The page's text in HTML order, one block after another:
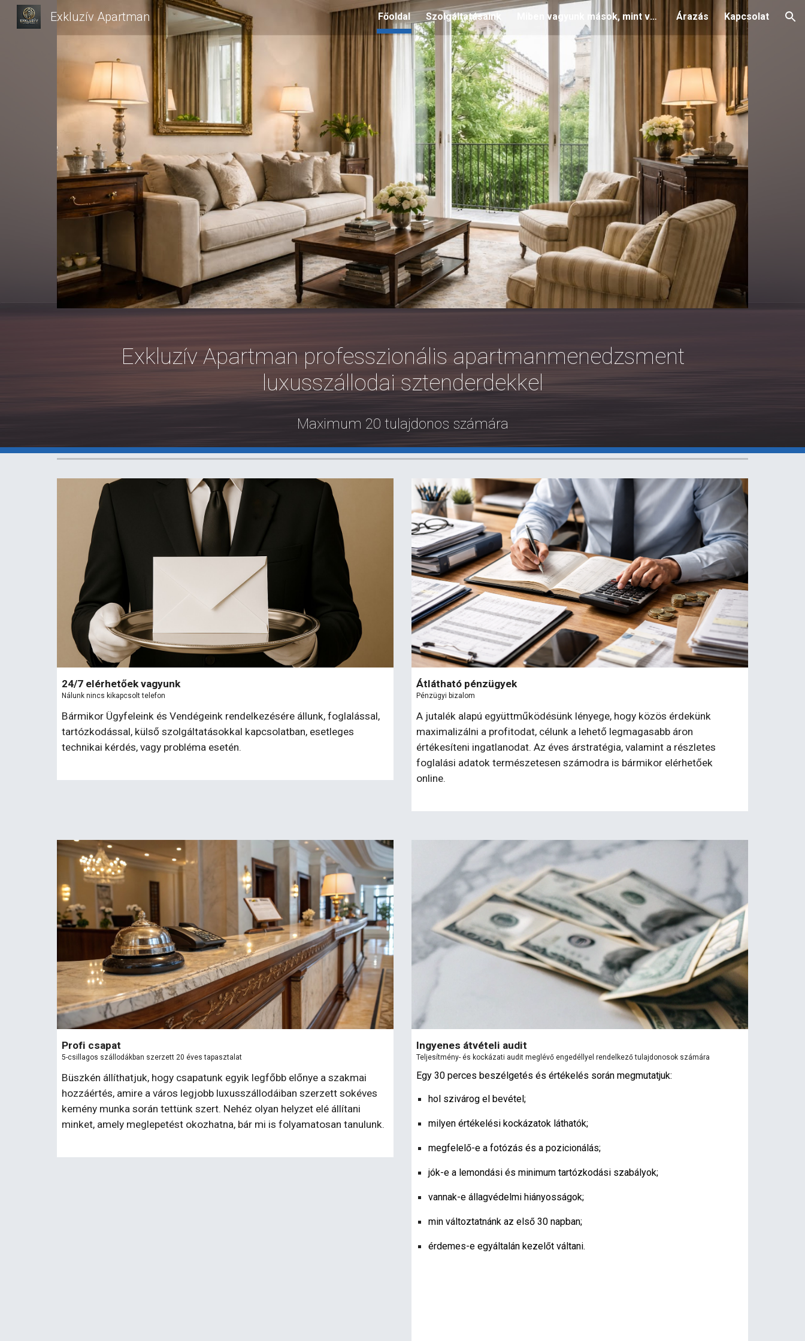
Skip to main content Skip to navigation
Exkluzív Apartman Főoldal Szolgáltatásaink Miben vagyunk mások, mint versenytársaink Árazás Kapcsolat
Exkluzív Apartman professzionális apartmanmenedzsment
luxusszállodai sztenderdekkel
Maximum 20 tulajdonos számára
24/7 elérhetőek vagyunk
Nálunk nincs kikapcsolt telefon
Bármikor Ügyfeleink és Vendégeink rendelkezésére állunk, foglalással,
tartózkodással, külső szolgáltatásokkal kapcsolatban, esetleges
technikai kérdés, vagy probléma esetén.
Átlátható pénzügyek
Pénzügyi bizalom
A jutalék alapú együttműködésünk lényege, hogy közös érdekünk
maximalizálni a profitodat, célunk a lehető legmagasabb áron
értékesíteni ingatlanodat. Az éves árstratégia, valamint a részletes
foglalási adatok természetesen számodra is bármikor elérhetőek
online.
Profi csapat
5-csillagos szállodákban szerzett 20 éves tapasztalat
Büszkén állíthatjuk, hogy csapatunk egyik legfőbb előnye a szakmai
hozzáértés, amire a város legjobb luxusszállodáiban szerzett sokéves
kemény munka során tettünk szert. Nehéz olyan helyzet elé állítani
minket, amely meglepetést okozhatna, bár mi is folyamatosan tanulunk.
Ingyenes átvételi audit
Teljesítmény- és kockázati audit meglévő engedéllyel rendelkező tulajdonosok számára
Egy 30 perces beszélgetés és értékelés során megmutatjuk:
hol szivárog el bevétel;
milyen értékelési kockázatok láthatók;
megfelelő-e a fotózás és a pozicionálás;
jók-e a lemondási és minimum tartózkodási szabályok;
vannak-e állagvédelmi hiányosságok;
min változtatnánk az első 30 napban;
érdemes-e egyáltalán kezelőt váltani.